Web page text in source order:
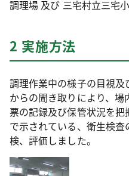
調理場 及び 三宅村立三宅
2 実施方法
調理作業中の様子の目視
からの聞き取りにより、
票の記録及び保管状況を
で示されている、衛生検
検、評価しました。